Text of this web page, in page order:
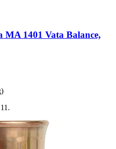
MA 1401 Vata Balance,